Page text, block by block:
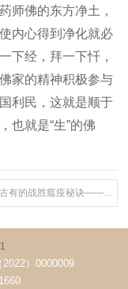
师佛的东方净土，
使内心得到净化就必
下经，拜一下忏，
家的精神积极参与
利民，这就是顺于
也就是“生”的佛
下一篇：古有的战胜瘟疫秘诀——为疫区众生持诵药师咒
）0000009